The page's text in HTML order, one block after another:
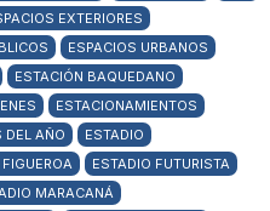
EXTERIORES
ESPACIOS URBANOS
ESTACIÓN BAQUEDANO
ESTACIONAMIENTOS
DEL AÑO
ESTADIO
ESTADIO FUTURISTA
MARACANÁ